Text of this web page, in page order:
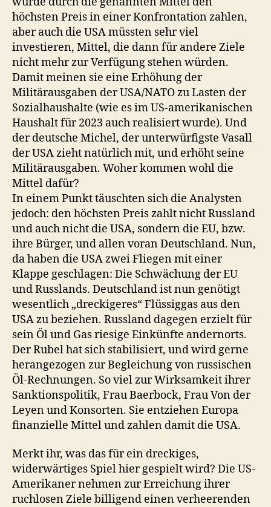
höchsten Preis in einer Konfrontation zahlen,
aber auch die USA müssten sehr viel
investieren, Mittel, die dann für andere Ziele
nicht mehr zur Verfügung stehen würden.
Damit meinen sie eine Erhöhung der
Militärausgaben der USA/NATO zu Lasten der
Sozialhaushalte (wie es im US-amerikanischen
Haushalt für 2023 auch realisiert wurde). Und
der deutsche Michel, der unterwürfigste Vasall
der USA zieht natürlich mit, und erhöht seine
Militärausgaben. Woher kommen wohl die
Mittel dafür?
In einem Punkt täuschten sich die Analysten
jedoch: den höchsten Preis zahlt nicht Russland
und auch nicht die USA, sondern die EU, bzw.
ihre Bürger, und allen voran Deutschland. Nun,
da haben die USA zwei Fliegen mit einer
Klappe geschlagen: Die Schwächung der EU
und Russlands. Deutschland ist nun genötigt
wesentlich „dreckigeres“ Flüssiggas aus den
USA zu beziehen. Russland dagegen erzielt für
sein Öl und Gas riesige Einkünfte andernorts.
Der Rubel hat sich stabilisiert, und wird gerne
herangezogen zur Begleichung von russischen
Öl-Rechnungen. So viel zur Wirksamkeit ihrer
Sanktionspolitik, Frau Baerbock, Frau Von der
Leyen und Konsorten. Sie entziehen Europa
finanzielle Mittel und zahlen damit die USA.
Merkt ihr, was das für ein dreckiges,
widerwärtiges Spiel hier gespielt wird? Die US-
Amerikaner nehmen zur Erreichung ihrer
ruchlosen Ziele billigend einen verheerenden